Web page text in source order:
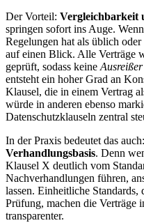
Der Vorteil: Vergleichbarkeit
springen sofort ins Auge.
Regelungen hat als üblich
auf einen Blick. Alle Verträge
geprüft, sodass keine Ausreißer
entsteht ein hoher Grad an
Klausel, die in einem Vertrag
würde in anderen ebenso
Datenschutzklauseln zentral
In der Praxis bedeutet das
Verhandlungsbasis. Denn
Klausel X deutlich vom
Nachverhandlungen führen,
lassen. Einheitliche Standards,
Prüfung, machen die Verträge
transparenter.